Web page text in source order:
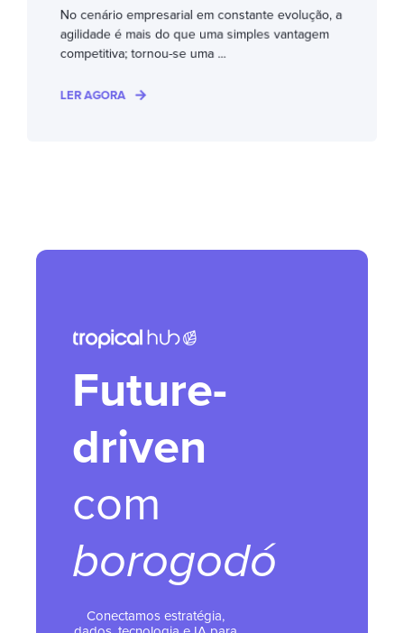
No cenário empresarial em constante evolução, a
agilidade é mais do que uma simples vantagem
competitiva; tornou-se uma ...
LER AGORA
Future-
driven
com
borogodó
Conectamos estratégia,